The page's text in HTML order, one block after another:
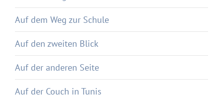
Auf dem Weg zur Schule
Auf den zweiten Blick
Auf der anderen Seite
Auf der Couch in Tunis